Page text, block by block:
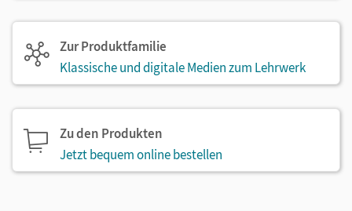
Zur Produktfamilie
Klassische und digitale Medien zum Lehrwerk
Zu den Produkten
Jetzt bequem online bestellen